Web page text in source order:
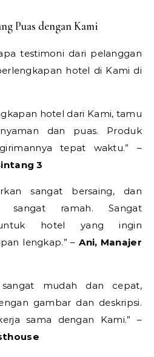
Puas dengan Kami
testimoni dari pelanggan
hotel di Kami di
hotel dari Kami, tamu
dan puas. Produk
tepat waktu.” –
3
sangat bersaing, dan
sangat ramah. Sangat
untuk hotel yang ingin
lengkap.” –Ani, Manajer
sangat mudah dan cepat,
gambar dan deskripsi.
sama dengan Kami.” –